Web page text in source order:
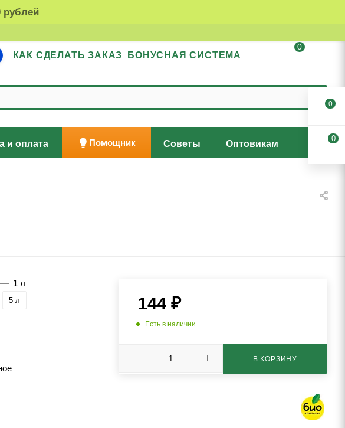
рублей
КАК СДЕЛАТЬ ЗАКАЗ БОНУСНАЯ СИСТЕМА
0
и оплата Помощник Советы Оптовикам
— 1 л
5 л 144₽
Есть в наличии
В КОРЗИНУ
0
0